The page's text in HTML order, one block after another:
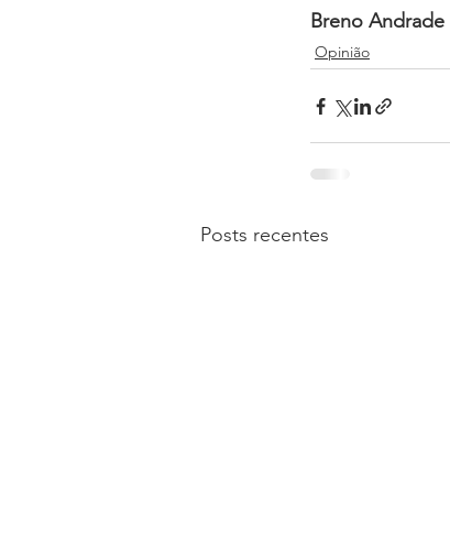
Breno Andrade
Opinião
Posts recentes